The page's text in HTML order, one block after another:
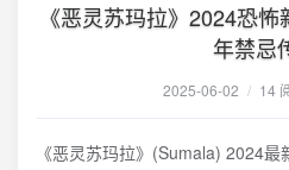
《恶灵苏玛拉》2024恐
年禁忌
2025-06-02 / 14
《恶灵苏玛拉》(Sumala) 2024